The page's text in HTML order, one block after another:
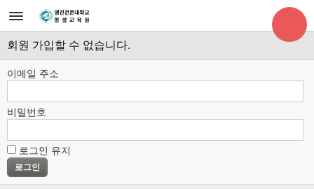
회원 가입할 수 없습니다.
이메일 주소
비밀번호
로그인 유지